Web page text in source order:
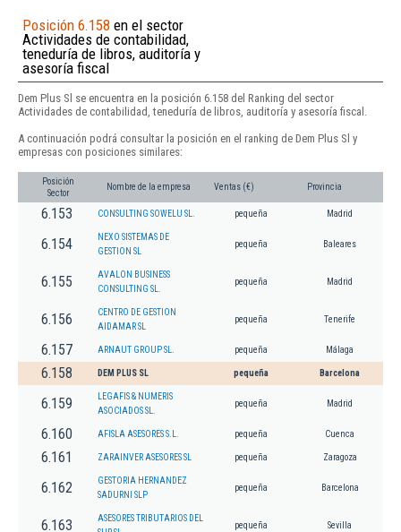
Posición 6.158 en el sector
Actividades de contabilidad,
teneduría de libros, auditoría y
asesoría fiscal
Dem Plus Sl se encuentra en la posición 6.158 del Ranking del sector
Actividades de contabilidad, teneduría de libros, auditoría y asesoría fiscal.
A continuación podrá consultar la posición en el ranking de Dem Plus Sl y
empresas con posiciones similares:
Posición
Sector
Nombre de la empresa Ventas (€) Provincia
6.153 CONSULTING SOWELU SL. pequeña Madrid
6.154
NEXO SISTEMAS DE
GESTION SL
pequeña Baleares
6.155
AVALON BUSINESS
CONSULTING SL.
pequeña Madrid
6.156
CENTRO DE GESTION
AIDAMAR SL
pequeña Tenerife
6.157 ARNAUT GROUP SL. pequeña Málaga
6.158 DEM PLUS SL pequeña Barcelona
6.159
LEGAFIS & NUMERIS
ASOCIADOS SL.
pequeña Madrid
6.160 AFISLA ASESORES S.L. pequeña Cuenca
6.161 ZARAINVER ASESORES SL pequeña Zaragoza
6.162
GESTORIA HERNANDEZ
SADURNI SLP
pequeña Barcelona
6.163
ASESORES TRIBUTARIOS DEL
pequeña Sevilla